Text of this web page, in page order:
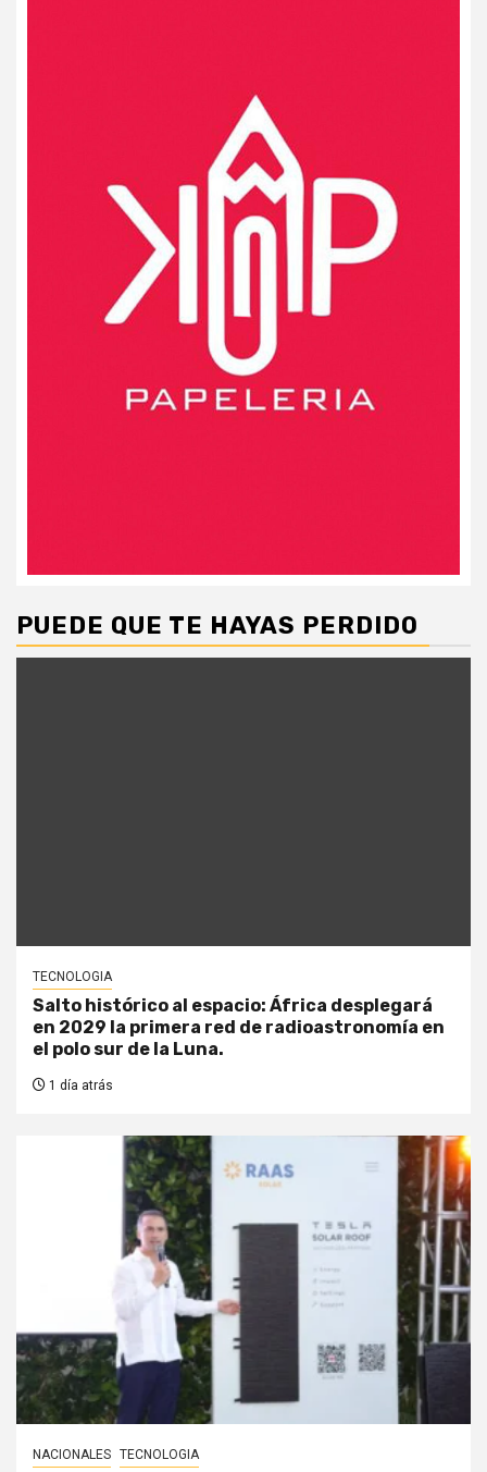
PUEDE QUE TE HAYAS PERDIDO
TECNOLOGIA
Salto histórico al espacio: África desplegará
en 2029 la primera red de radioastronomía en
el polo sur de la Luna.
1 día atrás
NACIONALES TECNOLOGIA